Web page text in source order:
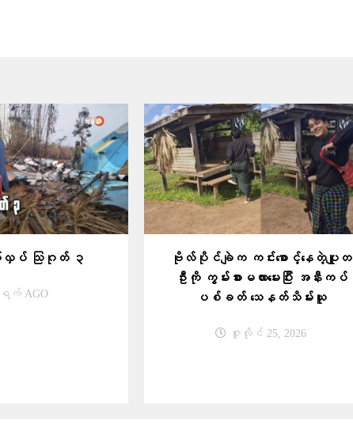
ပ် သြဂုတ် ၃
ရက် AGO
ဗိုလ်ပိုင်ချဲက ကင်း​စောင့်​နေတဲ့ပျူတ
ဦးကို ကွမ်းစားမလား​မေးပြီး အနီးကပ်
ပစ်ခတ် သေနတ်သိမ်းယူ
ဇူလိုင် 25, 2026